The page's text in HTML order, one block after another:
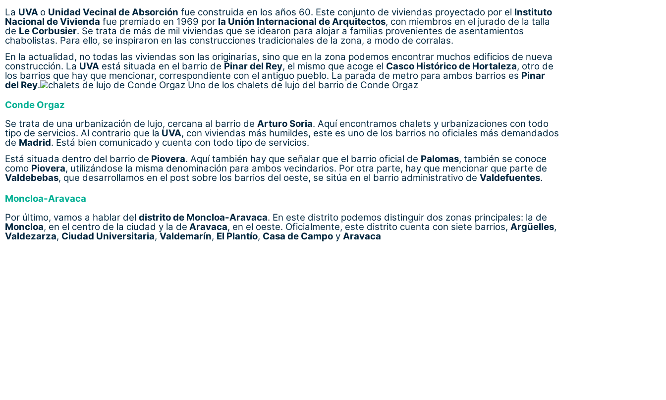
La UVA o Unidad Vecinal de Absorción fue construida en los años 60. Este conjunto de viviendas proyectado por el Instituto
Nacional de Vivienda fue premiado en 1969 por la Unión Internacional de Arquitectos, con miembros en el jurado de la talla
de Le Corbusier. Se trata de más de mil viviendas que se idearon para alojar a familias provenientes de asentamientos
chabolistas. Para ello, se inspiraron en las construcciones tradicionales de la zona, a modo de corralas.
En la actualidad, no todas las viviendas son las originarias, sino que en la zona podemos encontrar muchos edificios de nueva
construcción. La UVA está situada en el barrio de Pinar del Rey, el mismo que acoge el Casco Histórico de Hortaleza, otro de
los barrios que hay que mencionar, correspondiente con el antiguo pueblo. La parada de metro para ambos barrios es Pinar
del Rey.
Uno de los chalets de lujo del barrio de Conde Orgaz
Conde Orgaz
Se trata de una urbanización de lujo, cercana al barrio de Arturo Soria. Aquí encontramos chalets y urbanizaciones con todo
tipo de servicios. Al contrario que la UVA, con viviendas más humildes, este es uno de los barrios no oficiales más demandados
de Madrid. Está bien comunicado y cuenta con todo tipo de servicios.
Está situada dentro del barrio de Piovera. Aquí también hay que señalar que el barrio oficial de Palomas, también se conoce
como Piovera, utilizándose la misma denominación para ambos vecindarios. Por otra parte, hay que mencionar que parte de
Valdebebas, que desarrollamos en el post sobre los barrios del oeste, se sitúa en el barrio administrativo de Valdefuentes.
Moncloa-Aravaca
Por último, vamos a hablar del distrito de Moncloa-Aravaca. En este distrito podemos distinguir dos zonas principales: la de
Moncloa, en el centro de la ciudad y la de Aravaca, en el oeste. Oficialmente, este distrito cuenta con siete barrios, Argüelles,
Valdezarza, Ciudad Universitaria, Valdemarín, El Plantío, Casa de Campo y Aravaca